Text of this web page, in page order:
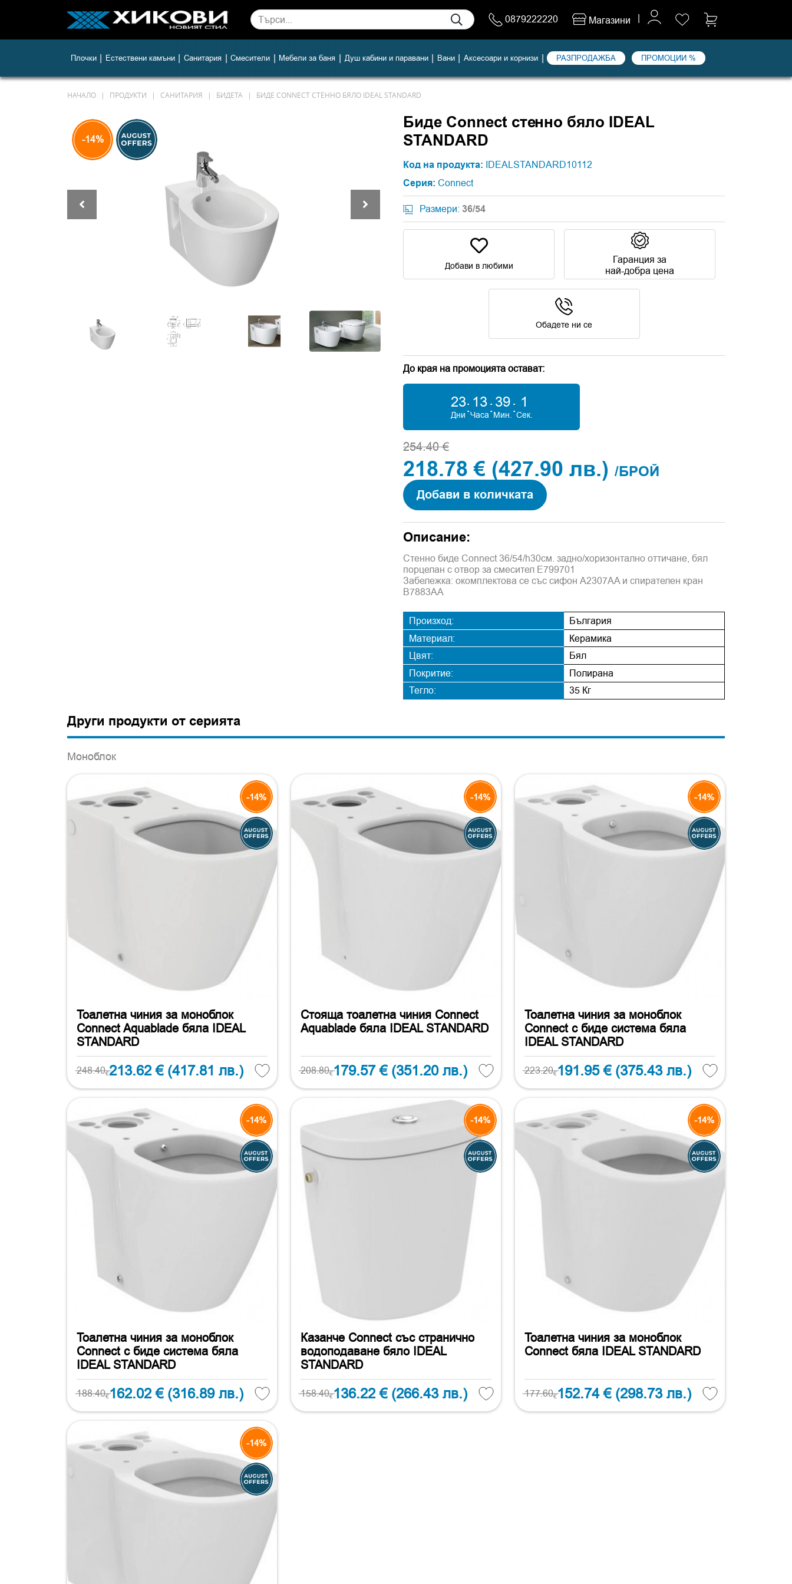
0879222220 Магазини |
Плочки | Естествени камъни | Санитария | Смесители | Мебели за баня | Душ кабини и паравани | Вани | Аксесоари и корнизи | РАЗПРОДАЖБА ПРОМОЦИИ %
НАЧАЛО ПРОДУКТИ САНИТАРИЯ БИДЕТА БИДЕ CONNECT СТЕННО БЯЛО IDEAL STANDARD
-14% -14%
Биде Connect стенно бяло IDEAL
STANDARD
Код на продукта: IDEALSTANDARD10112
Серия: Connect
Размери: 36/54
Добави в любими
Гаранция за
най-добра цена
Обадете ни се
До края на промоцията остават:
23
Дни: 13
Часа:39
Мин.: 0
Сек.
254.40 €
218.78 € (427.90 лв.) /БРОЙ
Добави в количката
Описание:
Стенно биде Connect 36/54/h30см. задно/хоризонтално оттичане, бял
порцелан с отвор за смесител E799701
Забележка: окомплектова се със сифон A2307AA и спирателен кран
B7883AA
Произход:
България
Материал:
Керамика
Цвят:
Бял
Покритие:
Полирана
Тегло:
35 Кг
Други продукти от серията
Моноблок
-14%
Тоалетна чиния за моноблок
Connect Aquablade бяла IDEAL
STANDARD
248.40€213.62 € (417.81 лв.)
-14%
Стояща тоалетна чиния Connect
Aquablade бяла IDEAL STANDARD
208.80€179.57 € (351.20 лв.)
-14%
Тоалетна чиния за моноблок
Connect с биде система бяла
IDEAL STANDARD
223.20€191.95 € (375.43 лв.)
-14%
Тоалетна чиния за моноблок
Connect с биде система бяла
IDEAL STANDARD
188.40€162.02 € (316.89 лв.)
-14%
Казанче Connect със странично
водоподаване бяло IDEAL
STANDARD
158.40€136.22 € (266.43 лв.)
-14%
Тоалетна чиния за моноблок
Connect бяла IDEAL STANDARD
177.60€152.74 € (298.73 лв.)
-14%